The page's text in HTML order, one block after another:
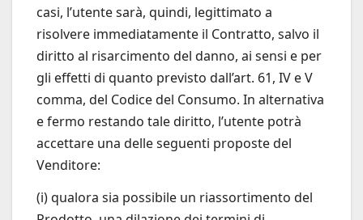
casi, l’utente sarà, quindi, legittimato a
risolvere immediatamente il Contratto, salvo il
diritto al risarcimento del danno, ai sensi e per
gli effetti di quanto previsto dall’art. 61, IV e V
comma, del Codice del Consumo. In alternativa
e fermo restando tale diritto, l’utente potrà
accettare una delle seguenti proposte del
Venditore:
(i) qualora sia possibile un riassortimento del